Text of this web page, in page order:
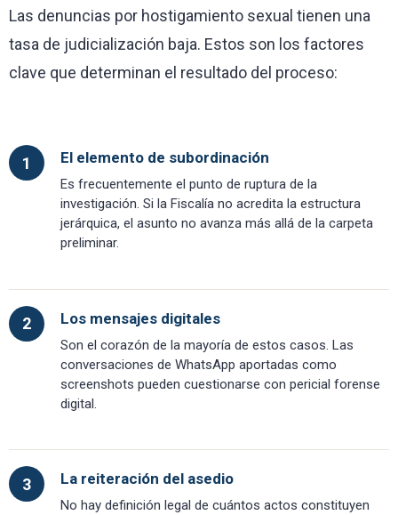
Las denuncias por hostigamiento sexual tienen una
tasa de judicialización baja. Estos son los factores
clave que determinan el resultado del proceso:
1 El elemento de subordinación
Es frecuentemente el punto de ruptura de la
investigación. Si la Fiscalía no acredita la estructura
jerárquica, el asunto no avanza más allá de la carpeta
preliminar.
2 Los mensajes digitales
Son el corazón de la mayoría de estos casos. Las
conversaciones de WhatsApp aportadas como
screenshots pueden cuestionarse con pericial forense
digital.
3 La reiteración del asedio
No hay definición legal de cuántos actos constituyen